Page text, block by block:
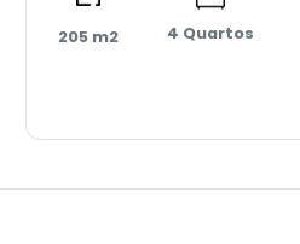
205 m2 4 Quartos